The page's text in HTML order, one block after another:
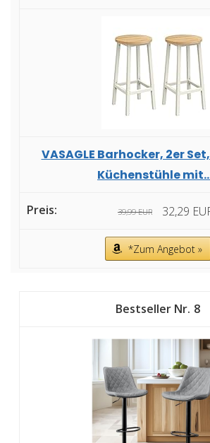
VASAGLE Barhocker, 2er
Küchenstühle
39,99 EUR 32,29
*Zum Angebot »
8